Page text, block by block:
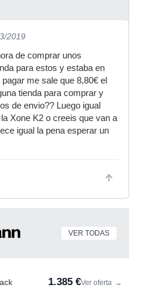
2019
de comprar unos
para estos y estaba en
me sale que 8,80€ el
tienda para comprar y
de envio?? Luego igual
Xone K2 o creeis que van a
igual la pena esperar un
VER TODAS
1.385 €Ver oferta →